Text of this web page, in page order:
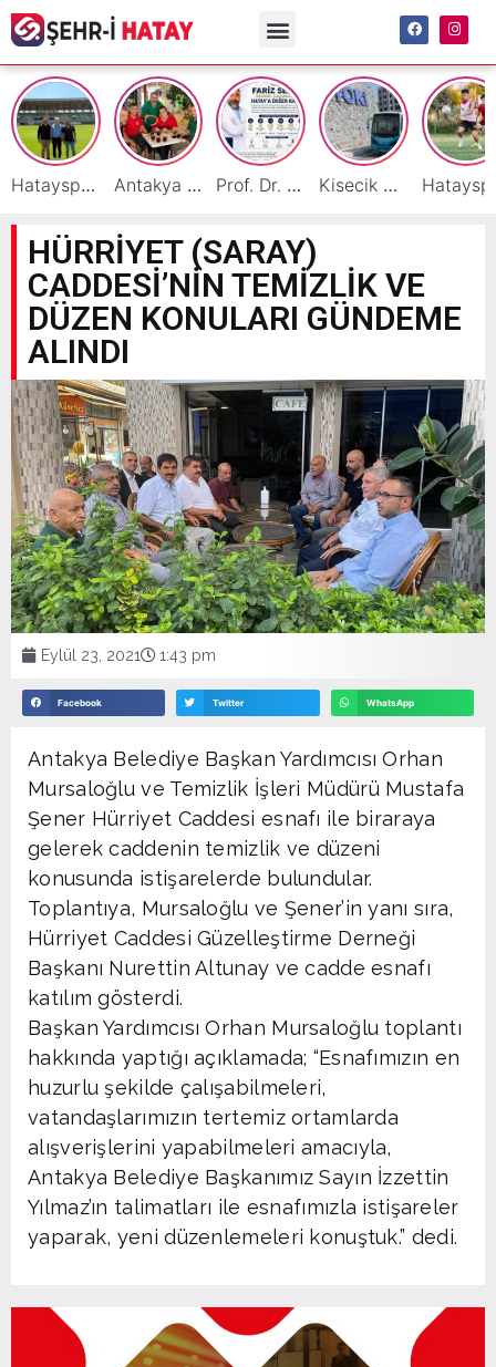
Hatayspor İç Saha Maçlarını Reyhanlı’da Oynamaya Hazırlanıyor Antakya Simidi Türkiye’nin Lezzet Zirvesinde Prof. Dr. Fariz Selimli, Uluslararası Başarılarıyla Hatay’a Değer Katıyor Kisecik TOKİ’lere Toplu Ulaşım Hizmeti Başladı
HÜRRİYET (SARAY)
CADDESİ’NİN TEMİZLİK VE
DÜZEN KONULARI GÜNDEME
ALINDI
Eylül 23, 2021 1:43 pm
Facebook Twitter WhatsApp
Antakya Belediye Başkan Yardımcısı Orhan
Mursaloğlu ve Temizlik İşleri Müdürü Mustafa
Şener Hürriyet Caddesi esnafı ile biraraya
gelerek caddenin temizlik ve düzeni
konusunda istişarelerde bulundular.
Toplantıya, Mursaloğlu ve Şener’in yanı sıra,
Hürriyet Caddesi Güzelleştirme Derneği
Başkanı Nurettin Altunay ve cadde esnafı
katılım gösterdi.
Başkan Yardımcısı Orhan Mursaloğlu toplantı
hakkında yaptığı açıklamada; “Esnafımızın en
huzurlu şekilde çalışabilmeleri,
vatandaşlarımızın tertemiz ortamlarda
alışverişlerini yapabilmeleri amacıyla,
Antakya Belediye Başkanımız Sayın İzzettin
Yılmaz’ın talimatları ile esnafımızla istişareler
yaparak, yeni düzenlemeleri konuştuk.” dedi.